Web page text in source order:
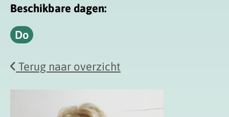
Beschikbare dagen:
Donderdag
Do
Terug naar overzicht